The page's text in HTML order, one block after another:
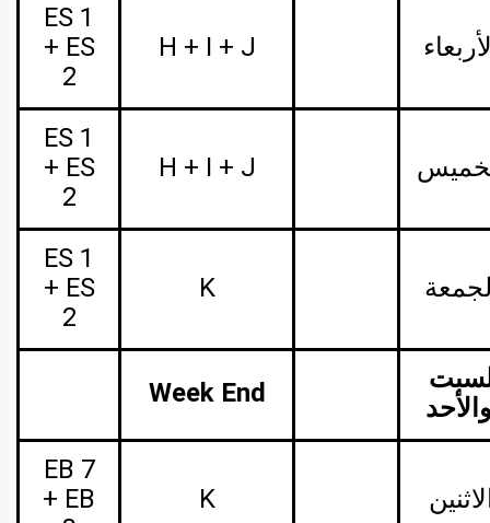
ES 1
+ ES
2
H + I + J
ES 1
+ ES
2
H + I + J
ES 1
+ ES
2
K
Week End
EB 7
+ EB
K